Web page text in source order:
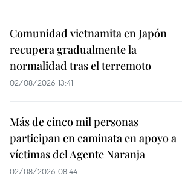
Comunidad vietnamita en Japón
recupera gradualmente la
normalidad tras el terremoto
02/08/2026 13:41
Más de cinco mil personas
participan en caminata en apoyo a
víctimas del Agente Naranja
02/08/2026 08:44